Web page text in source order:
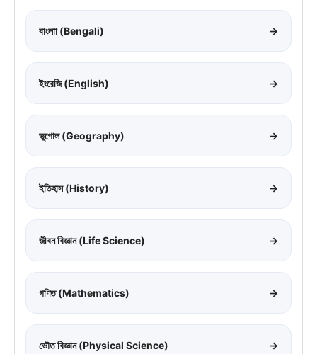
বাংলাা (Bengali) →
ইংরেজি (English) →
ভূগোল (Geography) →
ইতিহাস (History) →
জীবন বিজ্ঞান (Life Science) →
গণিত (Mathematics) →
ভৌত বিজ্ঞান (Physical Science) →